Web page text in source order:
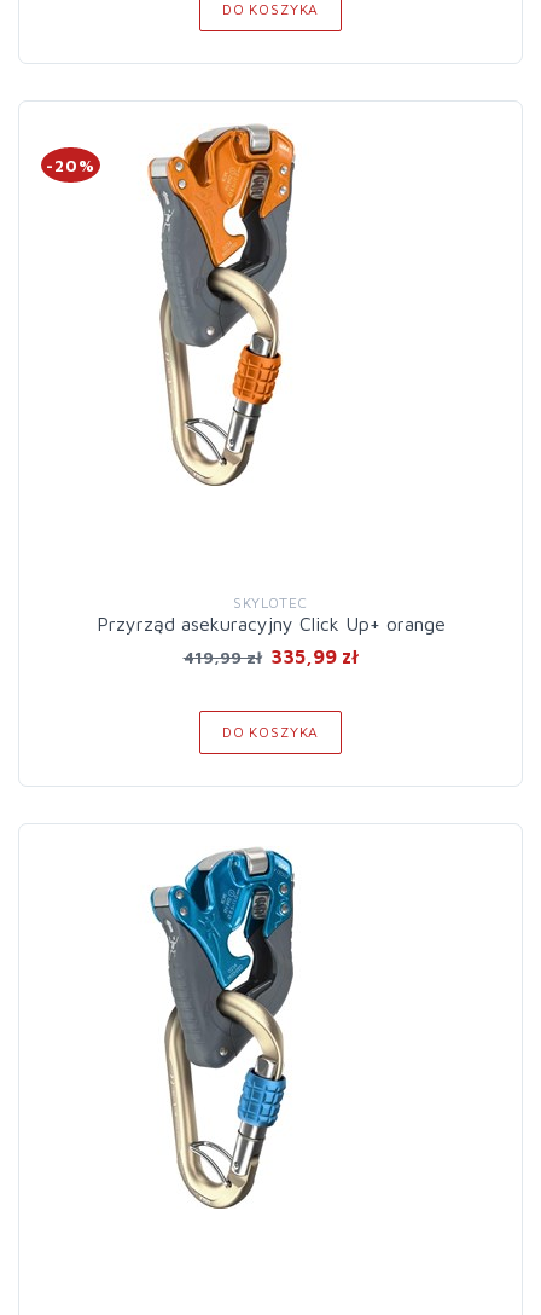
DO KOSZYKA
-20%
SKYLOTEC
Przyrząd asekuracyjny Click Up+ orange
419,99 zł 335,99 zł
DO KOSZYKA